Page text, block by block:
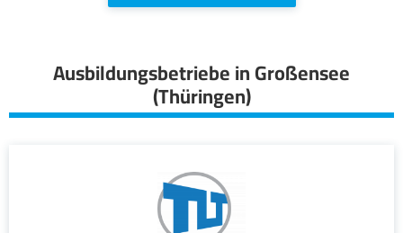
Ausbildungsbetriebe in Großensee
(Thüringen)